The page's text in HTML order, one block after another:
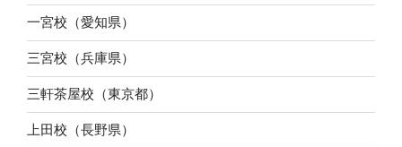
一宮校（愛知県）
三宮校（兵庫県）
三軒茶屋校（東京都）
上田校（長野県）